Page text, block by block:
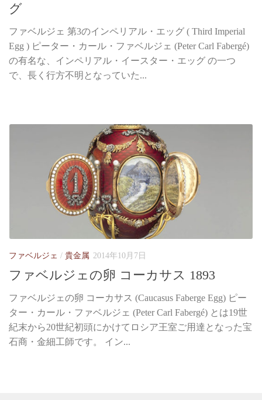
グ
ファベルジェ 第3のインペリアル・エッグ ( Third Imperial
Egg ) ピーター・カール・ファベルジェ (Peter Carl Fabergé)
の有名な、インペリアル・イースター・エッグ の一つ
で、長く行方不明となっていた...
ファベルジェ / 貴金属 2014年10月7日
ファベルジェの卵 コーカサス 1893
ファベルジェの卵 コーカサス (Caucasus Faberge Egg) ピー
ター・カール・ファベルジェ (Peter Carl Fabergé) とは19世
紀末から20世紀初頭にかけてロシア王室ご用達となった宝
石商・金細工師です。 イン...